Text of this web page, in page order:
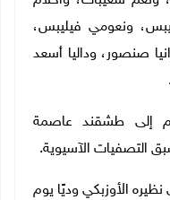
ونعومي فيليبس،
صنصور، وداليا أسعد
إلى طشقند عاصمة
التصفيات الآسيوية.
الأوزبكي وديًا يوم